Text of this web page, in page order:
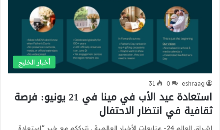
أخبار الخليج
eshraag
0
31
استعادة عيد الأب في مينا في 21 يونيو: فرصة
ثقافية في انتظار الاحتفال
اشراق العالم 24- متابعات الأخبار العالمية . نترككم مع خبر “استعادة